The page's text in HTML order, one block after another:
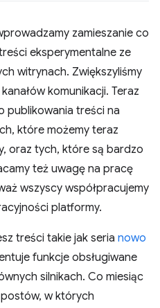
zamieszanie co
eksperymentalne ze
witrynach. Zwiększyliśmy
komunikacji. Teraz
publikowania treści na
które możemy teraz
oraz tych, które są bardzo
też uwagę na pracę
wszyscy współpracujemy
platformy.
treści takie jak seria nowo
funkcje obsługiwane
silnikach. Co miesiąc
w których